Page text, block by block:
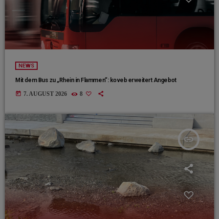
NEWS
Mit dem Bus zu „Rhein in Flammen“: koveb erweitert Angebot
today 7. AUGUST 2026 8
insert_link